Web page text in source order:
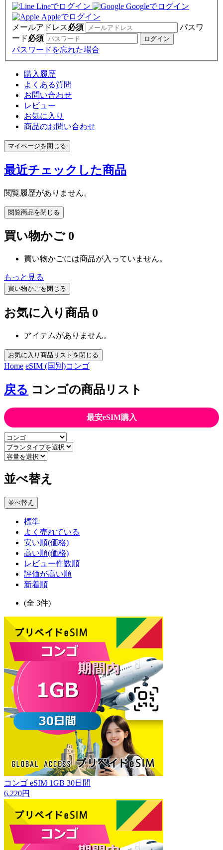
Lineでログイン
Googleでログイン
Appleでログイン
メールアドレス必須
パスワ
ード必須
パスワードを忘れた場合
購入履歴
よくある質問
お問い合わせ
レビュー
お気に入り
商品のお問い合わせ
マイページを閉じる
最近チェックした商品
閲覧履歴がありません。
閲覧商品を閉じる
買い物かご 0
買い物かごには商品が入っていません。
もっと見る
買い物かごを閉じる
お気に入り商品 0
アイテムがありません。
お気に入り商品リストを閉じる
Home eSIM (国別)コンゴ
戻る コンゴの商品リスト
最安eSIM購入
並べ替え
並べ替え
標準
よく売れている
安い順(価格)
高い順(価格)
レビュー件数順
評価が高い順
新着順
(全 3件)
コンゴ eSIM 1GB 30日間
6,220円